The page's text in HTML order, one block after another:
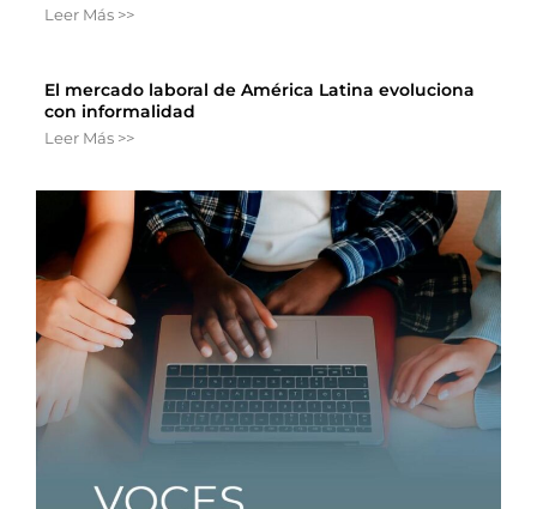
Leer Más >>
El mercado laboral de América Latina evoluciona
con informalidad
Leer Más >>